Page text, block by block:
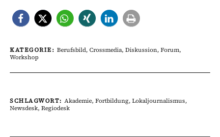
KATEGORIE: Berufsbild, Crossmedia, Diskussion, Forum,
Workshop
SCHLAGWORT: Akademie, Fortbildung, Lokaljournalismus,
Newsdesk, Regiodesk